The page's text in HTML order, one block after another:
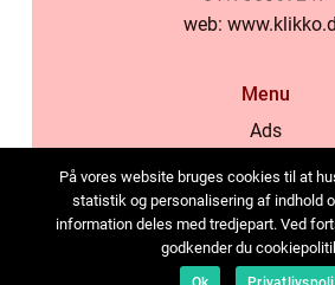
web:
Menu
Ads
Cookies
Contact
Sitemap
På vores website bruges cookies til at
statistik og personalisering af indhold
information deles med tredjepart. Ved
godkender du